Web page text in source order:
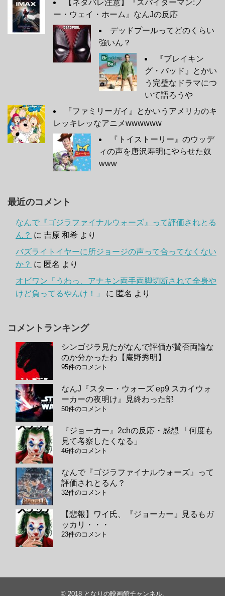
【ネタバレ注意】『スパイダーマン:ノ
ー・ウェイ・ホーム』なんJの反応
デッドプールってどのくらい
強いん？
『ブレイキン
グ・バッド』とかい
う完璧なドラマにつ
いて語ろうや
『ファミリーガイ』とかいうアメリカのキ
レッキレッなアニメwwwwww
『トイストーリー』のウッデ
ィの声を唐沢寿明にやらせた奴
www
最近のコメント
なんで『ゴジラファイナルウォーズ』って評価されとる
ん？ に 吉原 和希 より
バズライトイヤーに所ジョージの声って合ってなくない
か？ に 匿名 より
オビワン「うわっ、アナキン両手両脚切断されて全身や
けど負ってるやんけ！」
に 匿名 より
コメントランキング
シンゴジラ見たがなんで評価が賛否両論な
のか分かったわ【庵野秀明】
95件のコメント
なんJ『スター・ウォーズ ep9 スカイウォ
ーカーの夜明け』見終わった部
50件のコメント
『ジョーカー』2chの反応・感想 「何度も
見て考察したくなる」
46件のコメント
なんで『ゴジラファイナルウォーズ』って
評価されとるん？
32件のコメント
【悲報】ワイ氏、『ジョーカー』見るもガ
ッカリ・・・
23件のコメント
© 2018 となりの映画館チャンネル.